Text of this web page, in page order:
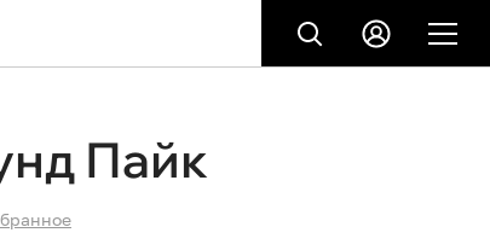
Пайк